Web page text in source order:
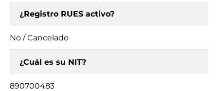
¿Registro RUES activo?
No / Cancelado
¿Cuál es su NIT?
890700483